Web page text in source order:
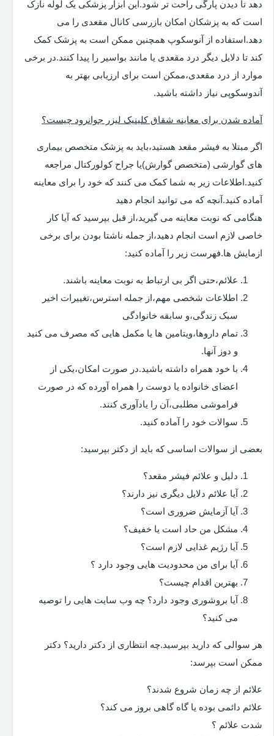
دهد تا دیدن پارگی راحت تر شود.این ابزار پزشکی یک لوله نازک
است که به پزشکان امکان بازرسی کانال مقعدی را می
دهد.استفاده از آنوسکوپ همچنین ممکن است به پزشک کمک
کند تا دلایل دیگر درد مقعدی یا مانند بواسیر را پیدا کنند.در برخی
موارد از درد مقعدی،ممکن است برای ارزیابی بهتر به
آندوسکوپی نیاز داشته باشید.
آماده شدن برای معاینه شقاق کلینیک لیزر جوانرود چیست؟
اگر مبتلا به فیشر مقعد هستید،باید به پزشک متخصص بیماری
های گوارشی (متخصص گوارش)یا جراح کولورکتال مراجعه
کنید.اطلاعات زیر به شما کمک می کنند که خود را برای معاینه
آماده کنید.آنچه که می توانید انجام دهید
هنگامی که نوبت معاینه می گیرید،از قبل بپرسید که آیا کار
خاصی لازم است انجام دهید،از جمله ناشتا بودن برای برخی
ازمایش ها.فهرست زیر را آماده کنید:
علائم،حتی اگر بی ارتباط به نوبت معاینه باشند.
اطلاعات شخصی مهم،از جمله استرس،تغییرات اخیر
سبک زندگی،و سابقه خانوادگی
تمام داروها،ویتامین ها یا مکمل هایی که مصرف می کنید
و دوز آنها.
با خود همراه داشته باشید.در صورت امکان،یکی از
اعضای خانواده یا دوست را همراه آورده که در صورت
فراموشی مطلبی،آن را یادآوری کنند.
سوالات خود را آماده کنید.
بعضی از سوالات اساسی که باید از دکتر بپرسید:
دلیل و علائم فیشر مقعد؟
آیا علائم دلایل دیگری نیز دارند؟
آیا آزمایش ضروری است؟
مشکل من حاد است یا خفیف؟
آیا رژیم غذایی لازم است؟
آیا برای من محدودیت هایی وجود دارد ؟
بهترین اقدام چیست؟
آیا بروشوری وجود دارد؟ چه وب سایت هایی را توصیه
می کنید؟
هر سوالی که دارید بپرسید.چه انتظاری از دکتر دارید؟ دکتر
ممکن است بپرسد:
علائم از چه زمان شروع شدند؟
علائم دائمی بوده یا گاه گاهی بروز می کند؟
شدت علائم ؟